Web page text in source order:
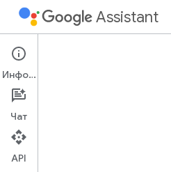
Assistant
Conversational Actions
Путеводители
Информация
Чат
API